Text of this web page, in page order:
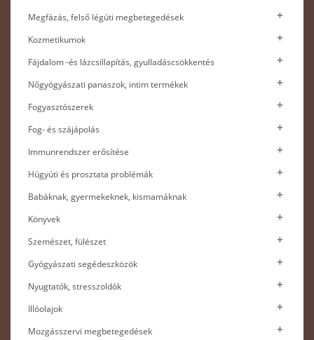
Megfázás, felső légúti megbetegedések
Kozmetikumok
Fájdalom -és lázcsillapítás, gyulladáscsökkentés
Nőgyógyászati panaszok, intim termékek
Fogyasztószerek
Fog- és szájápolás
Immunrendszer erősítése
Húgyúti és prosztata problémák
Babáknak, gyermekeknek, kismamáknak
Könyvek
Szemészet, fülészet
Gyógyászati segédeszközök
Nyugtatók, stresszoldók
Illóolajok
Mozgásszervi megbetegedések